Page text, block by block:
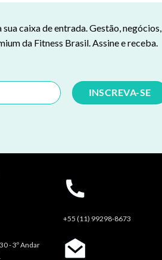
caixa de entrada. Gestão, negócios,
da Fitness Brasil. Assine e receba.
- 3º Andar
+55 (11) 99298-8673